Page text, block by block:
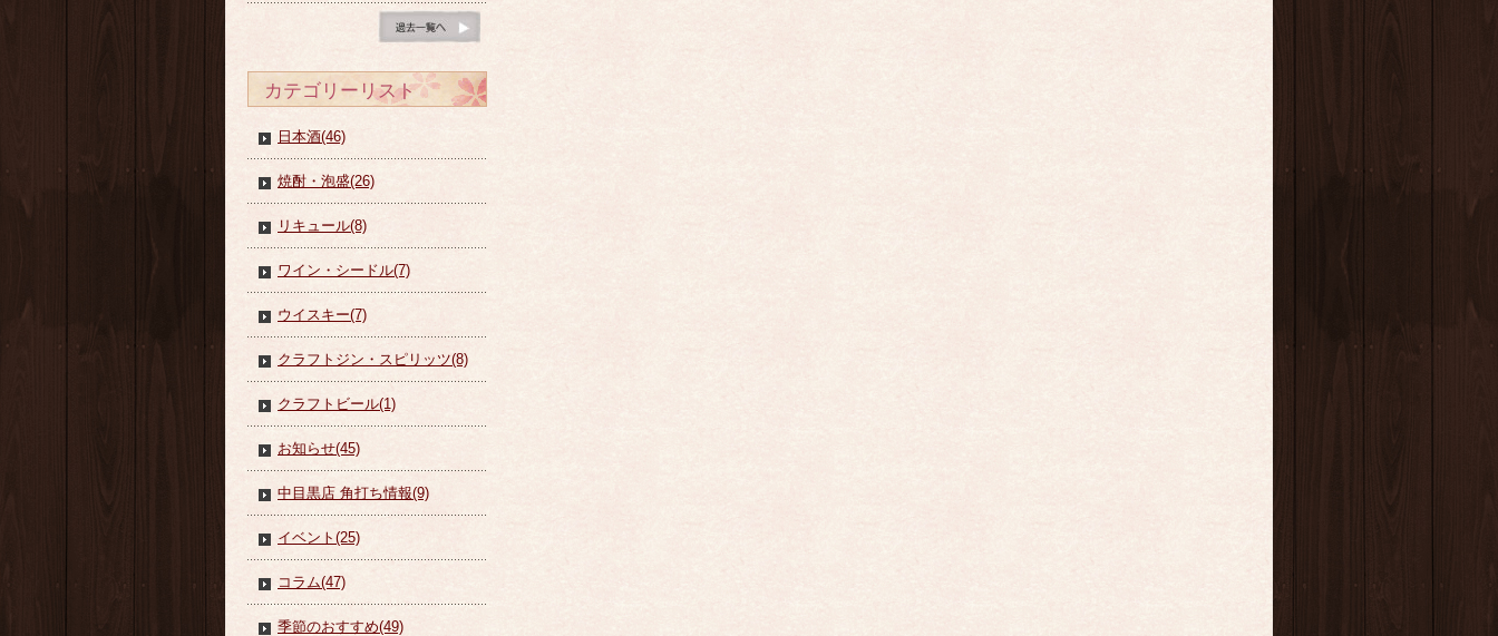
カテゴリーリスト
日本酒(46)
焼酎・泡盛(26)
リキュール(8)
ワイン・シードル(7)
ウイスキー(7)
クラフトジン・スピリッツ(8)
クラフトビール(1)
お知らせ(45)
中目黒店 角打ち情報(9)
イベント(25)
コラム(47)
季節のおすすめ(49)